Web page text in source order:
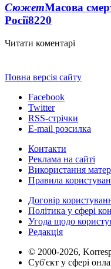
СюжетМасова
Росії8220
Читати коментарі
Повна версія сайту
Facebook
Twitter
RSS-стрічки
E-mail розсилка
Контакти
Реклама на сайті
Використання
Правила
Договір
Політика у сфері
Угода щодо
Редакція
© 2000-2026,
Суб'єкт у сфері